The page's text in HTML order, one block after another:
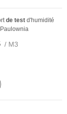
de test d'humidité
Paulownia
/ M3